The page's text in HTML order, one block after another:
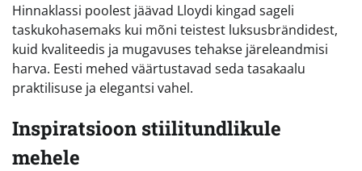
Hinnaklassi poolest jäävad Lloydi kingad sageli
taskukohasemaks kui mõni teistest luksusbrändidest,
kuid kvaliteedis ja mugavuses tehakse järeleandmisi
harva. Eesti mehed väärtustavad seda tasakaalu
praktilisuse ja elegantsi vahel.
Inspiratsioon stiilitundlikule
mehele